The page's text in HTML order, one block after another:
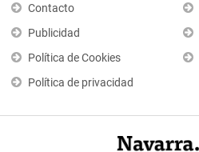
Contacto
Publicidad
Política de Cookies
Política de privacidad